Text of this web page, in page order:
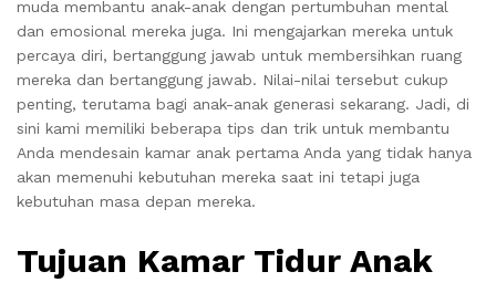
muda membantu anak-anak dengan pertumbuhan mental
dan emosional mereka juga. Ini mengajarkan mereka untuk
percaya diri, bertanggung jawab untuk membersihkan ruang
mereka dan bertanggung jawab. Nilai-nilai tersebut cukup
penting, terutama bagi anak-anak generasi sekarang. Jadi, di
sini kami memiliki beberapa tips dan trik untuk membantu
Anda mendesain kamar anak pertama Anda yang tidak hanya
akan memenuhi kebutuhan mereka saat ini tetapi juga
kebutuhan masa depan mereka.
Tujuan Kamar Tidur Anak